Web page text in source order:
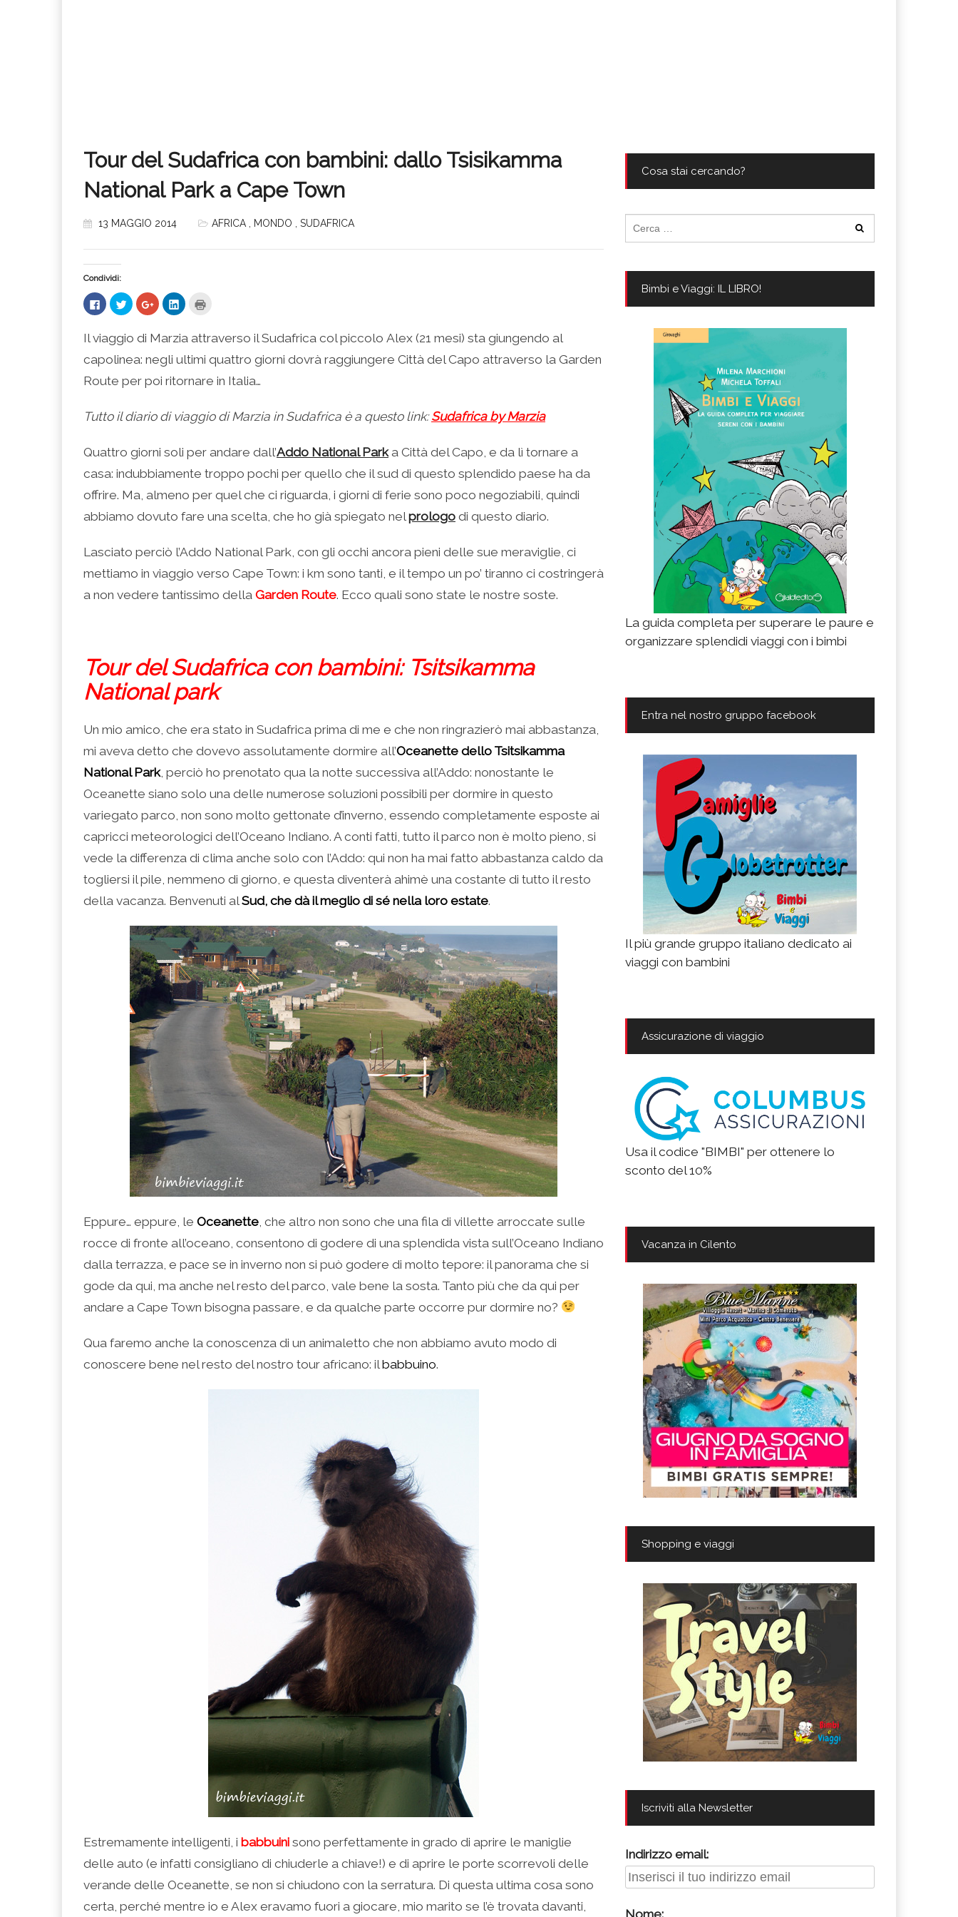
Tour del Sudafrica con bambini: dallo Tsisikamma
National Park a Cape Town
13 MAGGIO 2014 AFRICA MONDO SUDAFRICA
Condividi:
Fai
clic
su
Facebook
apre
una
nuova
Fai
clic
condividere
su
(Si
in
una
Fai
clic
condividere
su
Google+
(Si
apre
in
una
Fai
clic
condividere
su
LinkedIn
(Si
in
una
stampare
(Si
in
una
nuova
finestra)
Il viaggio di Marzia attraverso il Sudafrica col piccolo Alex (21 mesi) sta giungendo al
capolinea: negli ultimi quattro giorni dovrà raggiungere Città del Capo attraverso la Garden
Route per poi ritornare in Italia…
Tutto il diario di viaggio di Marzia in Sudafrica è a questo link:Sudafrica by Marzia
Quattro giorni soli per andare dall’Addo National Park a Città del Capo, e da lì tornare a
casa: indubbiamente troppo pochi per quello che il sud di questo splendido paese ha da
offrire. Ma, almeno per quel che ci riguarda, i giorni di ferie sono poco negoziabili, quindi
abbiamo dovuto fare una scelta, che ho già spiegato nel prologo di questo diario.
Lasciato perciò l’Addo National Park, con gli occhi ancora pieni delle sue meraviglie, ci
mettiamo in viaggio verso Cape Town: i km sono tanti, e il tempo un po’ tiranno ci costringerà
a non vedere tantissimo della Garden Route. Ecco quali sono state le nostre soste.
Tour del Sudafrica con bambini: Tsitsikamma
National park
Un mio amico, che era stato in Sudafrica prima di me e che non ringrazierò mai abbastanza,
mi aveva detto che dovevo assolutamente dormire all’Oceanette dello Tsitsikamma
National Park, perciò ho prenotato qua la notte successiva all’Addo: nonostante le
Oceanette siano solo una delle numerose soluzioni possibili per dormire in questo
variegato parco, non sono molto gettonate d’inverno, essendo completamente esposte ai
capricci meteorologici dell’Oceano Indiano. A conti fatti, tutto il parco non è molto pieno, si
vede la differenza di clima anche solo con l’Addo: qui non ha mai fatto abbastanza caldo da
togliersi il pile, nemmeno di giorno, e questa diventerà ahimè una costante di tutto il resto
della vacanza. Benvenuti al Sud, che dà il meglio di sé nella loro estate.
Eppure… eppure, le Oceanette , che altro non sono che una fila di villette arroccate sulle
rocce di fronte all’oceano, consentono di godere di una splendida vista sull’Oceano Indiano
dalla terrazza, e pace se in inverno non si può godere di molto tepore: il panorama che si
gode da qui, ma anche nel resto del parco, vale bene la sosta. Tanto più che da qui per
andare a Cape Town bisogna passare, e da qualche parte occorre pur dormire no?
Qua faremo anche la conoscenza di un animaletto che non abbiamo avuto modo di
conoscere bene nel resto del nostro tour africano: il babbuino.
Estremamente intelligenti, i babbuini sono perfettamente in grado di aprire le maniglie
delle auto (e infatti consigliano di chiuderle a chiave!) e di aprire le porte scorrevoli delle
verande delle Oceanette, se non si chiudono con la serratura. Di questa ultima cosa sono
certa, perché mentre io e Alex eravamo fuori a giocare, mio marito se l’è trovata davanti,
Cosa stai cercando?
per:
Bimbi e Viaggi: IL LIBRO!
La guida completa per superare le paure e
organizzare splendidi viaggi con i bimbi
Entra nel nostro gruppo facebook
Il più grande gruppo italiano dedicato ai
viaggi con bambini
Assicurazione di viaggio
Usa il codice "BIMBI" per ottenere lo
sconto del 10%
Vacanza in Cilento
Shopping e viaggi
Iscriviti alla Newsletter
Indirizzo email: